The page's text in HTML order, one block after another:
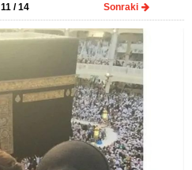
11/ 14 Sonraki